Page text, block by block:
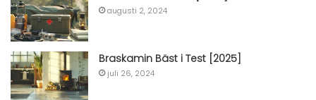
augusti 2, 2024
Braskamin Bäst i Test [2025]
juli 26, 2024